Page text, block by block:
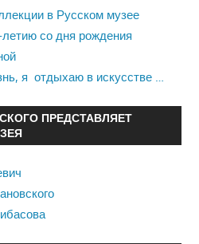
в Русском музее
со дня рождения
я отдыхаю в искусстве …
ПРЕДСТАВЛЯЕТ